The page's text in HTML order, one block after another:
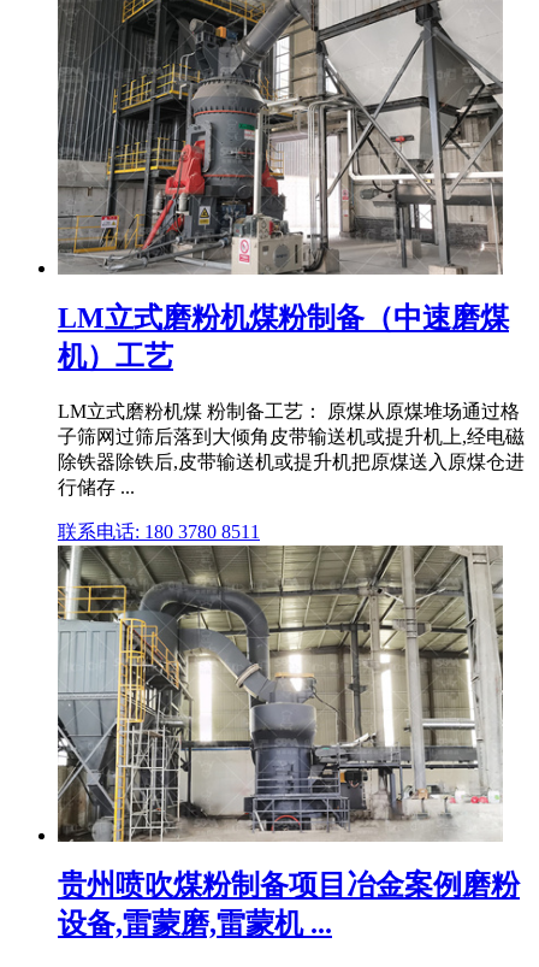
LM立式磨粉机煤粉制备（中速磨煤
机）工艺
LM立式磨粉机煤 粉制备工艺： 原煤从原煤堆场通过格
子筛网过筛后落到大倾角皮带输送机或提升机上,经电磁
除铁器除铁后,皮带输送机或提升机把原煤送入原煤仓进
行储存 ...
联系电话: 180 3780 8511
贵州喷吹煤粉制备项目冶金案例磨粉
设备,雷蒙磨,雷蒙机 ...